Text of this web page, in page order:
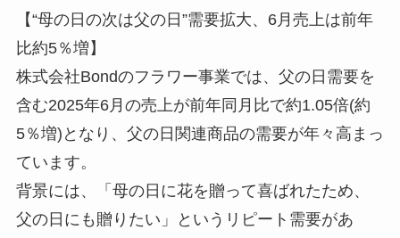
【“母の日の次は父の日”需要拡大、6月売上は前年
比約5％増】
株式会社Bondのフラワー事業では、父の日需要を
含む2025年6月の売上が前年同月比で約1.05倍(約
5％増)となり、父の日関連商品の需要が年々高まっ
ています。
背景には、「母の日に花を贈って喜ばれたため、
父の日にも贈りたい」というリピート需要があ